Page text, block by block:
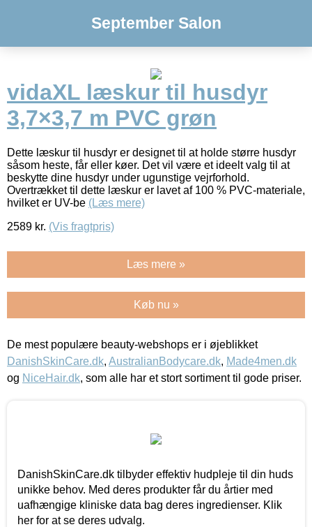
September Salon
vidaXL læskur til husdyr
3,7×3,7 m PVC grøn
Dette læskur til husdyr er designet til at holde større husdyr
såsom heste, får eller køer. Det vil være et ideelt valg til at
beskytte dine husdyr under ugunstige vejrforhold.
Overtrækket til dette læskur er lavet af 100 % PVC-materiale,
hvilket er UV-be (Læs mere)
2589 kr. (Vis fragtpris)
Læs mere »
Køb nu »
De mest populære beauty-webshops er i øjeblikket
DanishSkinCare.dk, AustralianBodycare.dk, Made4men.dk
og NiceHair.dk, som alle har et stort sortiment til gode priser.
DanishSkinCare.dk tilbyder effektiv hudpleje til din huds
unikke behov. Med deres produkter får du årtier med
uafhængige kliniske data bag deres ingredienser. Klik
her for at se deres udvalg.